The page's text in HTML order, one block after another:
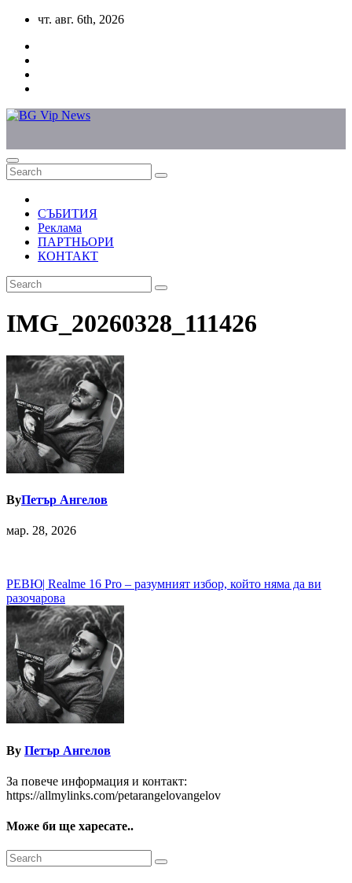
Skip
content
чт. авг. 6th, 2026
СЪБИТИЯ
Реклама
ПАРТНЬОРИ
КОНТАКТ
IMG_20260328_111426
ByПетър Ангелов
мар. 28, 2026
Навигация
РЕВЮ| Realme 16 Pro – разумният избор, който няма да ви
разочарова
By Петър Ангелов
За повече информация и контакт:
https://allmylinks.com/petarangelovangelov
Може би ще харесате..